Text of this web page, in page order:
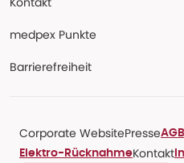
medpex Punkte
Barrierefreiheit
Corporate WebsitePresseAGB
Elektro-RücknahmeKontakt